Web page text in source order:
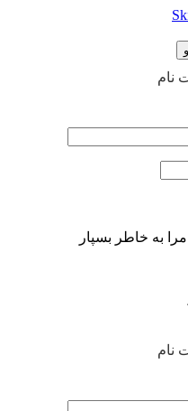
نام
مرا به خاطر بسپار
نام